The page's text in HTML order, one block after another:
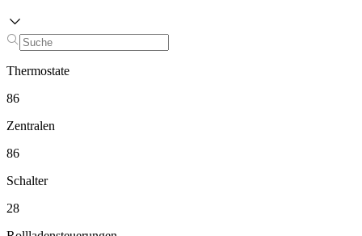
Thermostate
86
Zentralen
86
Schalter
28